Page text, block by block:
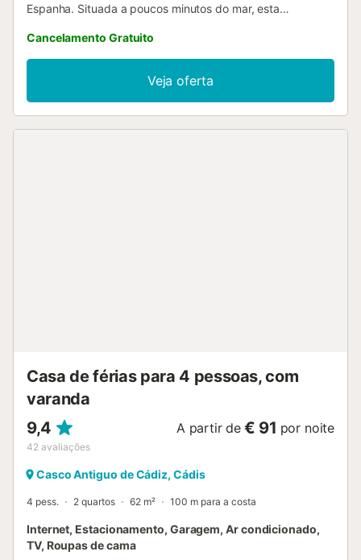
Espanha. Situada a poucos minutos do mar, esta
umas férias inesquecíveis repletas de relaxamento e
aventura. Perto do mar, esta casa de férias proporciona
fácil acesso às belas praias e à pitoresca costa de Cádis.
Passe os seus dias a apanhar sol, a nadar em águas
cristalinas ou a explorar as encantadoras vilas costeiras ao
Cancelamento Gratuito
Veja oferta
Casa de férias para 4 pessoas, com
varanda
9,4
42 avaliações
A partir de € 91 por noite
Casco Antiguo de Cádiz, Cádis
4 pess. 2 quartos 62 m² 100 m para a costa
Internet, Estacionamento, Garagem, Ar condicionado,
TV, Roupas de cama